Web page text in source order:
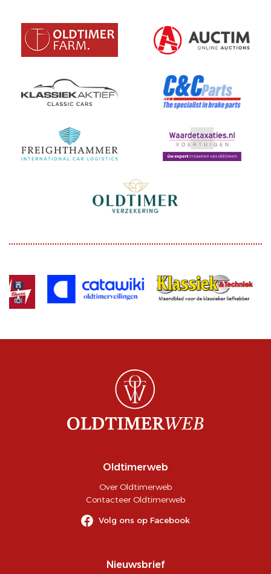
Oldtimerweb
Over Oldtimerweb
Contacteer Oldtimerweb
Volg ons op Facebook
Nieuwsbrief